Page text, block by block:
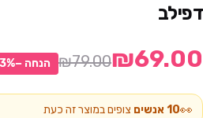
דפילב
₪69.00
₪79.00 הנחה −%
👀
10אנשים צופים במוצר זה כעת